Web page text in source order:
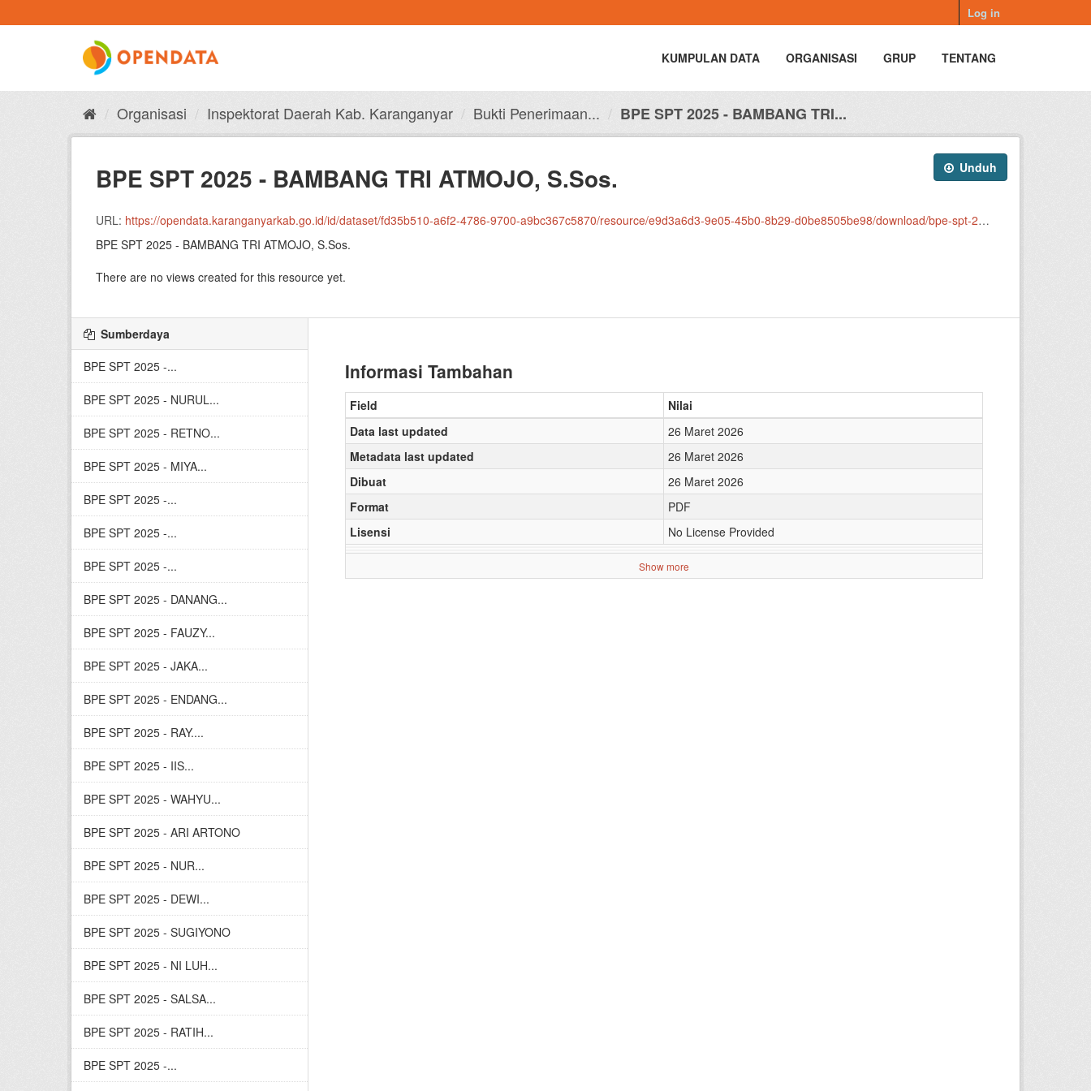
to
Log in
KUMPULAN DATA ORGANISASI GRUP TENTANG
Organisasi Inspektorat Daerah Kab. Karanganyar Bukti Penerimaan... BPE SPT 2025 - BAMBANG TRI...
Unduh
BPE SPT 2025 - BAMBANG TRI ATMOJO, S.Sos.
URL: https://opendata.karanganyarkab.go.id/id/dataset/fd35b510-a6f2-4786-9700-a9bc367c5870/resource/e9d3a6d3-9e05-45b0-8b29-d0be8505be98/download/bpe-spt-2025-bambang-tri-atmojo-s.sos..pdf
BPE SPT 2025 - BAMBANG TRI ATMOJO, S.Sos.
There are no views created for this resource yet.
Sumberdaya
BPE SPT 2025 -...
BPE SPT 2025 - NURUL...
BPE SPT 2025 - RETNO...
BPE SPT 2025 - MIYA...
BPE SPT 2025 -...
BPE SPT 2025 -...
BPE SPT 2025 -...
BPE SPT 2025 - DANANG...
BPE SPT 2025 - FAUZY...
BPE SPT 2025 - JAKA...
BPE SPT 2025 - ENDANG...
BPE SPT 2025 - RAY....
BPE SPT 2025 - IIS...
BPE SPT 2025 - WAHYU...
BPE SPT 2025 - ARI ARTONO
BPE SPT 2025 - NUR...
BPE SPT 2025 - DEWI...
BPE SPT 2025 - SUGIYONO
BPE SPT 2025 - NI LUH...
BPE SPT 2025 - SALSA...
BPE SPT 2025 - RATIH...
BPE SPT 2025 -...
Informasi Tambahan
Field
Nilai
Data last updated
26 Maret 2026
Metadata last updated
26 Maret 2026
Dibuat
26 Maret 2026
Format
PDF
Lisensi
No License Provided
Show more